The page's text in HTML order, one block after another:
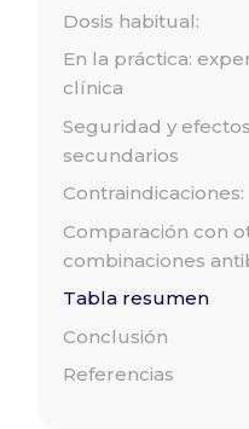
Dosis habitual:
En la práctica:
clínica
Seguridad y efectos
secundarios
Contraindicaciones:
Comparación con
combinaciones
Tabla resumen
Conclusión
Referencias